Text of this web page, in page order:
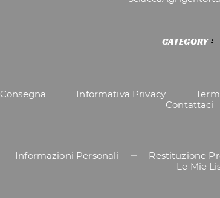
CATEGORY
Consegna Informativa Privacy
Contattaci
Informazioni Personali Restituzione
Le Mie